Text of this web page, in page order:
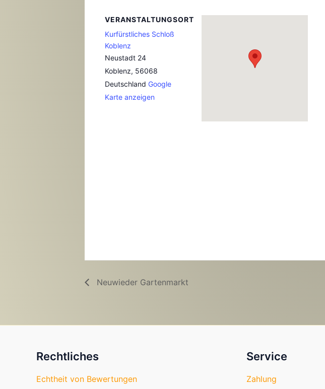
VERANSTALTUNGSORT
Kurfürstliches Schloß
Koblenz
Neustadt 24
Koblenz, 56068
Deutschland Google
Karte anzeigen
Neuwieder Gartenmarkt
Rechtliches
Echtheit von Bewertungen
Service
Zahlung